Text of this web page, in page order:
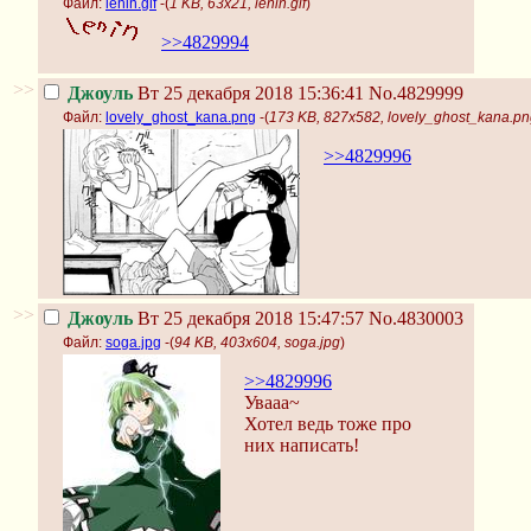
Файл: lenin.gif-(1 KB, 63x21, lenin.gif)
>>4829994
>> Джоуль Вт 25 декабря 2018 15:36:41 No.4829999
Файл: lovely_ghost_kana.png -(173 KB, 827x582,
>>4829996
>> Джоуль Вт 25 декабря 2018 15:47:57 No.4830003
Файл: soga.jpg -(94 KB, 403x604, soga.jpg)
>>4829996
Увааа~
Хотел ведь тоже про
них написать!